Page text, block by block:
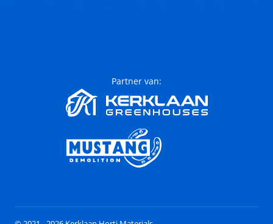
Partner van: